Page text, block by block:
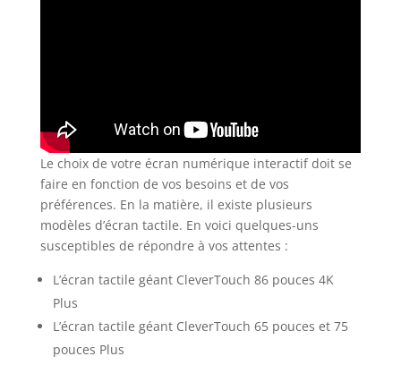
Le choix de votre écran numérique interactif doit se
faire en fonction de vos besoins et de vos
préférences. En la matière, il existe plusieurs
modèles d’écran tactile. En voici quelques-uns
susceptibles de répondre à vos attentes :
L’écran tactile géant CleverTouch 86 pouces 4K
Plus
L’écran tactile géant CleverTouch 65 pouces et 75
pouces Plus